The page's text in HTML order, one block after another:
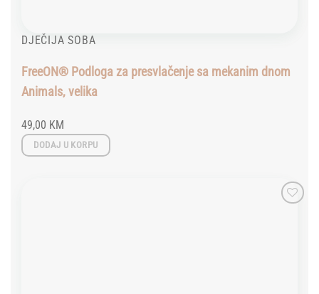
DJEČIJA SOBA
FreeON® Podloga za presvlačenje sa mekanim dnom
Animals, velika
49,00 KM
DODAJ U KORPU